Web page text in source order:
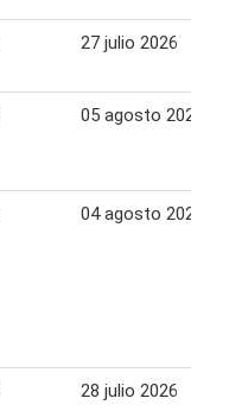
27 julio 2026
05 agosto 2026
04 agosto 2026
28 julio 2026